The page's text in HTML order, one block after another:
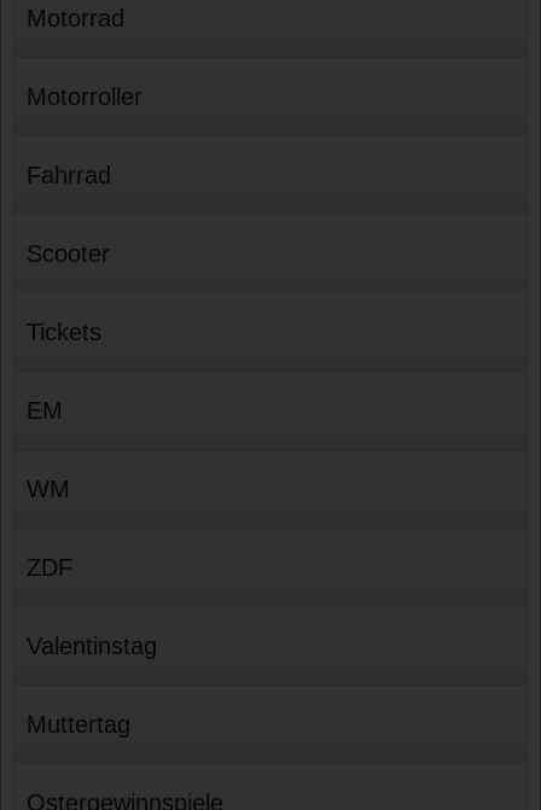
Motorrad
Motorroller
Fahrrad
Scooter
Tickets
EM
WM
ZDF
Valentinstag
Muttertag
Ostergewinnspiele